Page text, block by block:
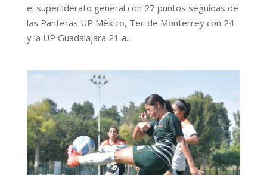
el superliderato general con 27 puntos seguidas de
las Panteras UP México, Tec de Monterrey con 24
y la UP Guadalajara 21 a...